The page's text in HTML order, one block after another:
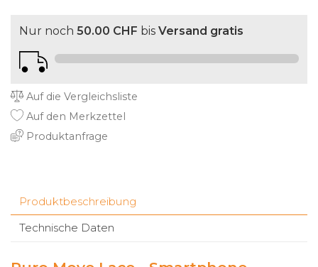
Nur noch 50.00 CHF bis Versand gratis
Auf die Vergleichsliste
Auf den Merkzettel
Produktanfrage
Produktbeschreibung
Technische Daten